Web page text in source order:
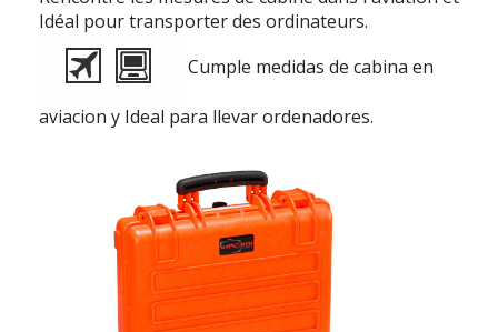
Idéal pour transporter des ordinateurs.
Cumple medidas de cabina en
aviacion y Ideal para llevar ordenadores.